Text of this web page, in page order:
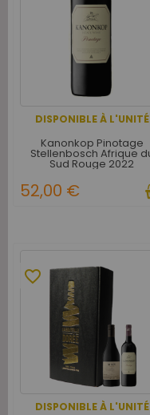
DISPONIBLE À L'UNITÉ
Kanonkop Pinotage
Stellenbosch Afrique
Sud Rouge 2022
52,00 €
DISPONIBLE À L'UNITÉ
favorite_border